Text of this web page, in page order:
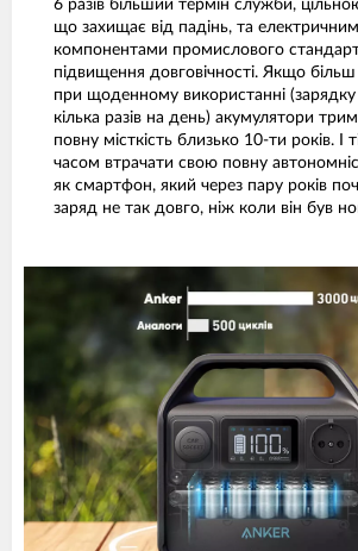
6 разів більший термін служби,
що захищає від падінь, та
компонентами промислового
підвищення довговічності. Якщо
при щоденному використанні
кілька разів на день) акумулятори
повну місткість близько 10-ти років. І
часом втрачати свою повну
як смартфон, який через пару років
заряд не так довго, ніж коли він був